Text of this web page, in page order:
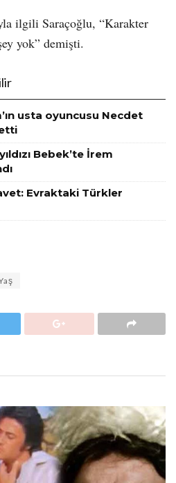
ilgili Saraçoğlu, “Karakter
yok” demişti.
usta oyuncusu Necdet
Bebek’te İrem
Evraktaki Türkler